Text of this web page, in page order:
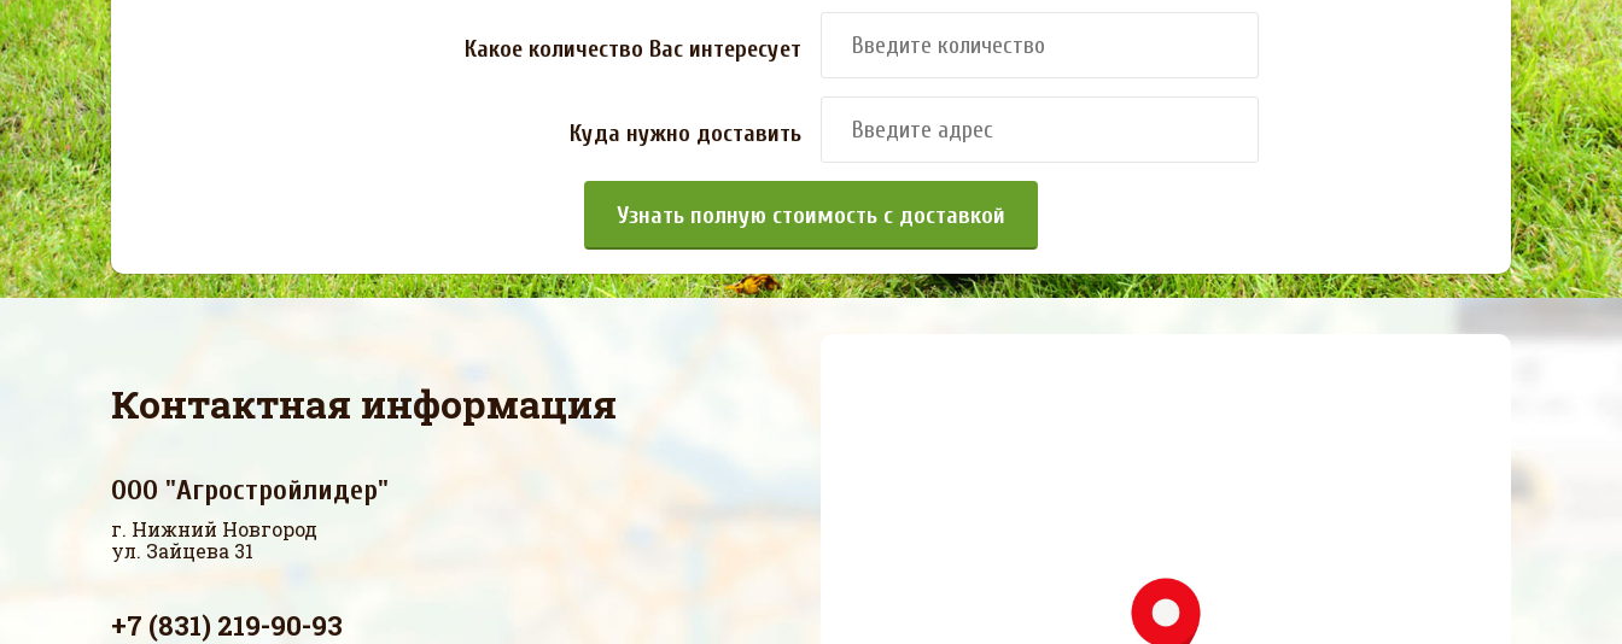
Какое количество Вас интересует
Куда нужно доставить
Узнать полную стоимость с доставкой
Контактная информация
ООО "Агростройлидер"
г. Нижний Новгород
ул. Зайцева 31
+7 (831) 219-90-93